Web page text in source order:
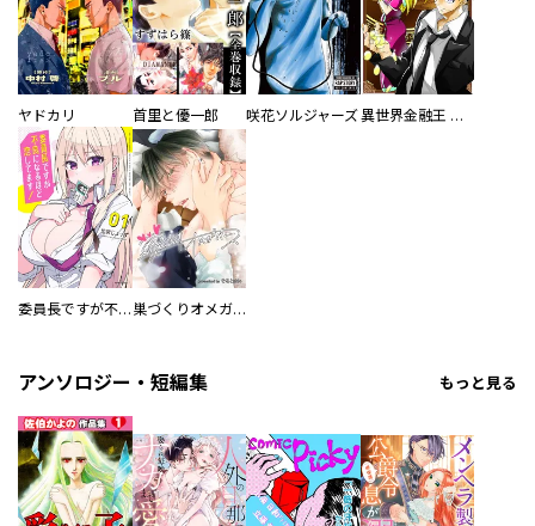
ヤドカリ 首里と優一郎 咲花ソルジャーズ 異世界金融王 ～クローネ・ゴルディオンの覇道～
委員長ですが不良になるほど恋してます！ 巣づくりオメガバース
アンソロジー・短編集 もっと見る